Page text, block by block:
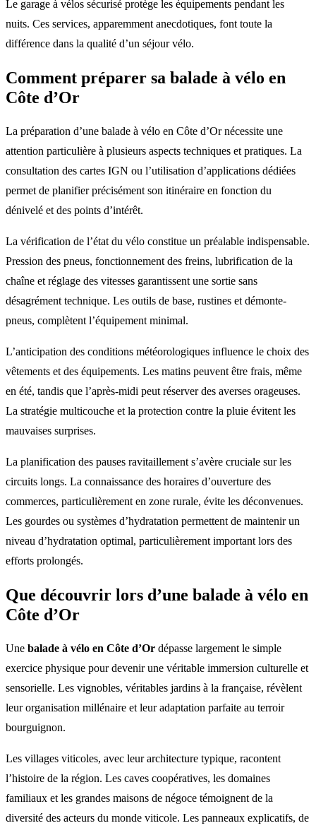
Le garage à vélos sécurisé protège les équipements pendant les
nuits. Ces services, apparemment anecdotiques, font toute la
différence dans la qualité d’un séjour vélo.
Comment préparer sa balade à vélo en
Côte d’Or
La préparation d’une balade à vélo en Côte d’Or nécessite une
attention particulière à plusieurs aspects techniques et pratiques. La
consultation des cartes IGN ou l’utilisation d’applications dédiées
permet de planifier précisément son itinéraire en fonction du
dénivelé et des points d’intérêt.
La vérification de l’état du vélo constitue un préalable indispensable.
Pression des pneus, fonctionnement des freins, lubrification de la
chaîne et réglage des vitesses garantissent une sortie sans
désagrément technique. Les outils de base, rustines et démonte-
pneus, complètent l’équipement minimal.
L’anticipation des conditions météorologiques influence le choix des
vêtements et des équipements. Les matins peuvent être frais, même
en été, tandis que l’après-midi peut réserver des averses orageuses.
La stratégie multicouche et la protection contre la pluie évitent les
mauvaises surprises.
La planification des pauses ravitaillement s’avère cruciale sur les
circuits longs. La connaissance des horaires d’ouverture des
commerces, particulièrement en zone rurale, évite les déconvenues.
Les gourdes ou systèmes d’hydratation permettent de maintenir un
niveau d’hydratation optimal, particulièrement important lors des
efforts prolongés.
Que découvrir lors d’une balade à vélo en
Côte d’Or
Une balade à vélo en Côte d’Or dépasse largement le simple
exercice physique pour devenir une véritable immersion culturelle et
sensorielle. Les vignobles, véritables jardins à la française, révèlent
leur organisation millénaire et leur adaptation parfaite au terroir
bourguignon.
Les villages viticoles, avec leur architecture typique, racontent
l’histoire de la région. Les caves coopératives, les domaines
familiaux et les grandes maisons de négoce témoignent de la
diversité des acteurs du monde viticole. Les panneaux explicatifs, de